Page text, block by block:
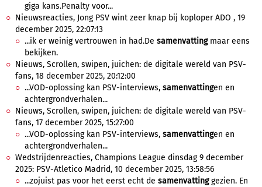
giga kans.Penalty voor...
Nieuwsreacties, Jong PSV wint zeer knap bij koploper ADO , 19
december 2025, 22:07:13
...ik er weinig vertrouwen in had.De samenvattingmaar eens
bekijken.
Nieuws, Scrollen, swipen, juichen: de digitale wereld van PSV-
fans, 18 december 2025, 20:12:00
...VOD-oplossing kan PSV-interviews, samenvattingen en
achtergrondverhalen...
Nieuws, Scrollen, swipen, juichen: de digitale wereld van PSV-
fans, 17 december 2025, 15:27:00
...VOD-oplossing kan PSV-interviews, samenvattingen en
achtergrondverhalen...
Wedstrijdenreacties, Champions League dinsdag 9 december
2025: PSV-Atletico Madrid, 10 december 2025, 13:58:56
...zojuist pas voor het eerst echt de samenvattinggezien. En